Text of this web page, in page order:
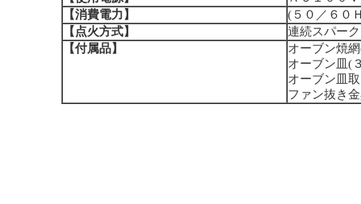
【消費電力】
(５０／６０
【点火方式】
連続スパー
【付属品】
オーブン焼
オーブン皿(
オーブン皿
ファン抜き